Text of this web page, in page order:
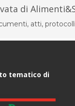
di
atti,
tematico di